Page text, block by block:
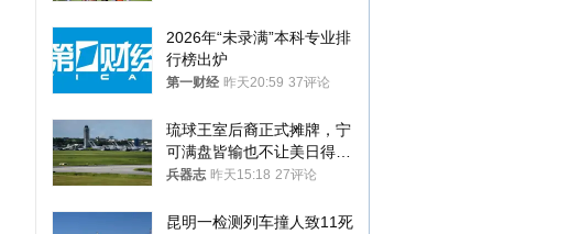
2026年“未录满”本科专业排
行榜出炉
第一财经 昨天20:59 37评论
琉球王室后裔正式摊牌，宁
可满盘皆输也不让美日得
逞，中国成关键
兵器志 昨天15:18 27评论
昆明一检测列车撞人致11死